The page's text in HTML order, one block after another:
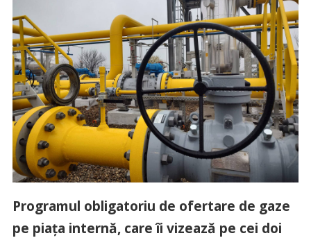
Programul obligatoriu de ofertare de gaze
pe piața internă, care îi vizează pe cei doi